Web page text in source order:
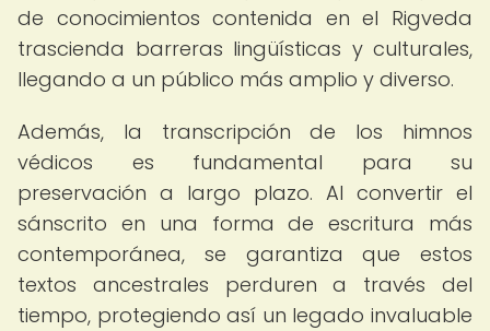
de conocimientos contenida en el Rigveda
trascienda barreras lingüísticas y culturales,
llegando a un público más amplio y diverso.
Además, la transcripción de los himnos
védicos es fundamental para su
preservación a largo plazo. Al convertir el
sánscrito en una forma de escritura más
contemporánea, se garantiza que estos
textos ancestrales perduren a través del
tiempo, protegiendo así un legado invaluable